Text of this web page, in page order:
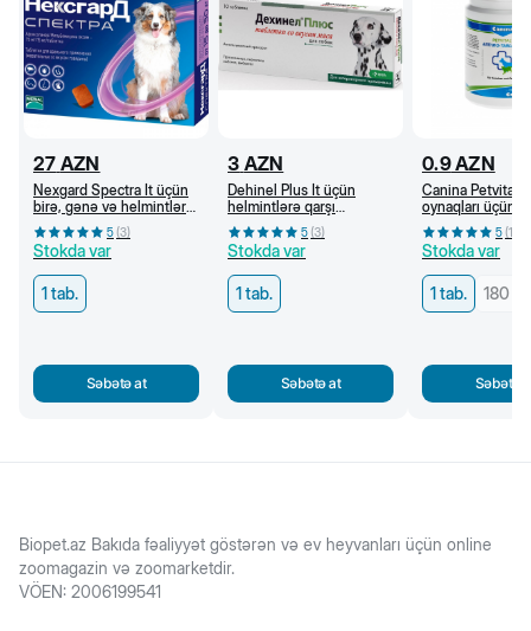
27 AZN
Nexgard Spectra İt üçün
birə, gənə və helmintlərə
qarşı çeynəmə tabletlər
(15-30 kq) 5(3)
Stokda var
1 tab.
Səbətə at
3 AZN
Dehinel Plus İt üçün
helmintlərə qarşı
preparat, 1 tab/10 kq
5(3)
Stokda var
1 tab.
Səbətə at
0.9AZN
Canina Petvital
oynaqları üçün
5(1
Stokda var
1 tab. 180
Səbətə
Biopet.az Bakıda fəaliyyət göstərən və ev heyvanları üçün online
zoomagazin və zoomarketdir.
VÖEN: 2006199541